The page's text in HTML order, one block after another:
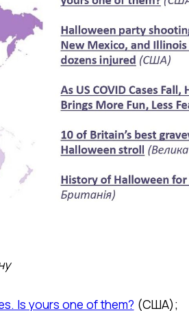
Is yours one of them? (США);